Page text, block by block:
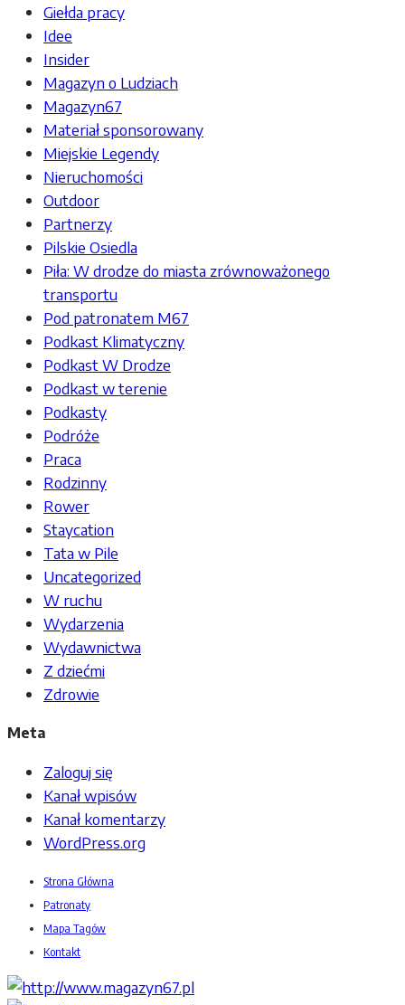
Giełda pracy
Idee
Insider
Magazyn o Ludziach
Magazyn67
Materiał sponsorowany
Miejskie Legendy
Nieruchomości
Outdoor
Partnerzy
Pilskie Osiedla
Piła: W drodze do miasta zrównoważonego
transportu
Pod patronatem M67
Podkast Klimatyczny
Podkast W Drodze
Podkast w terenie
Podkasty
Podróże
Praca
Rodzinny
Rower
Staycation
Tata w Pile
Uncategorized
W ruchu
Wydarzenia
Wydawnictwa
Z dziećmi
Zdrowie
Meta
Zaloguj się
Kanał wpisów
Kanał komentarzy
WordPress.org
Strona Główna
Patronaty
Mapa Tagów
Kontakt